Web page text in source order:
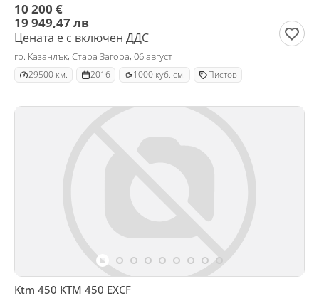
10 200 €
19 949,47 лв
Цената е с включен ДДС
гр. Казанлък, Стара Загора, 06 август
29500 км. 2016 1000 куб. см. Пистов
Ktm 450 KTM 450 EXCF